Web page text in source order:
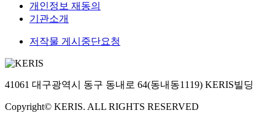
개인정보 재동의
기관소개
저작물 게시중단요청
41061 대구광역시 동구 동내로 64(동내동1119) KERIS빌딩
Copyright© KERIS. ALL RIGHTS RESERVED